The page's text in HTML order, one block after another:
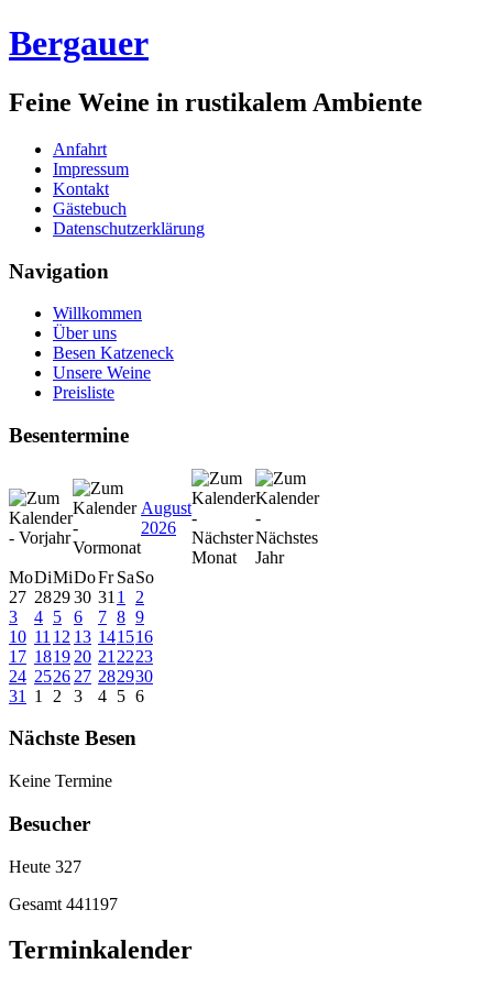
Bergauer
Feine Weine in rustikalem Ambiente
Anfahrt
Impressum
Kontakt
Gästebuch
Datenschutzerklärung
Navigation
Willkommen
Über uns
Besen Katzeneck
Unsere Weine
Preisliste
Besentermine
August
2026
MoDiMiDoFr SaSo
27 282930 31 1
2
3
4 5 6 7 8 9
10 11 12 13 141516
17 1819 20 21 2223
24 2526 27 282930
31
1 2 3 4 5 6
Nächste Besen
Keine Termine
Besucher
Heute 327
Gesamt 441197
Terminkalender